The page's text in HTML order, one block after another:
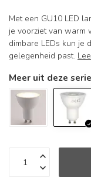
Met een GU10 LED
je voorziet van warm
dimbare LEDs kun je
gelegenheid past.
Meer uit deze serie